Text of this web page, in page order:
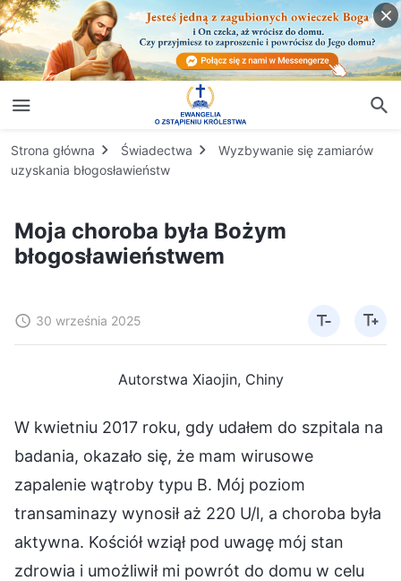
Strona główna Świadectwa
Wyzbywanie się zamiarów
uzyskania błogosławieństw
Moja choroba była Bożym
błogosławieństwem
30 września 2025
Autorstwa Xiaojin, Chiny
W kwietniu 2017 roku, gdy udałem do szpitala na
badania, okazało się, że mam wirusowe
zapalenie wątroby typu B. Mój poziom
transaminazy wynosił aż 220 U/l, a choroba była
aktywna. Kościół wziął pod uwagę mój stan
zdrowia i umożliwił mi powrót do domu w celu